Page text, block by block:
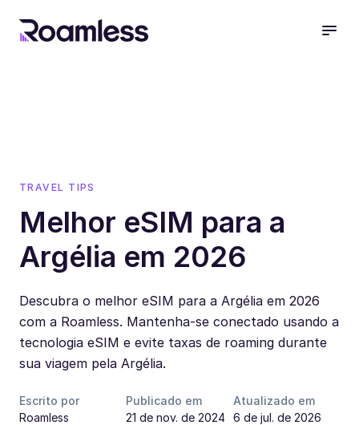
TRAVEL TIPS
Melhor eSIM para a
Argélia em 2026
Descubra o melhor eSIM para a Argélia em 2026
com a Roamless. Mantenha-se conectado usando a
tecnologia eSIM e evite taxas de roaming durante
sua viagem pela Argélia.
Escrito por
Roamless
Publicado em
21 de nov. de 2024
Atualizado em
6 de jul. de 2026